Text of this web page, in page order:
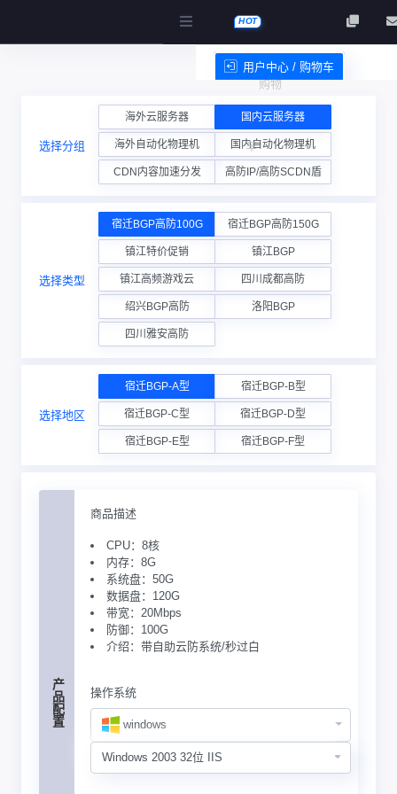
HOT
购物
车
用户中心 / 购物车
服务条款
选择分组
海外云服务器 国内云服务器
海外自动化物理机 国内自动化物理机
CDN内容加速分发 高防IP/高防SCDN盾
选择类型
宿迁BGP高防100G 宿迁BGP高防150G
镇江特价促销 镇江BGP
镇江高频游戏云 四川成都高防
绍兴BGP高防 洛阳BGP
四川雅安高防
选择地区
宿迁BGP-A型 宿迁BGP-B型
宿迁BGP-C型 宿迁BGP-D型
宿迁BGP-E型 宿迁BGP-F型
产品配置
商品描述
CPU：8核
内存：8G
系统盘：50G
数据盘：120G
带宽：20Mbps
防御：100G
介绍：带自助云防系统/秒过白
操作系统
windows